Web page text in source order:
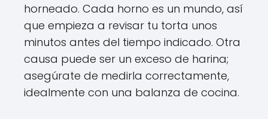
horneado. Cada horno es un mundo, así
que empieza a revisar tu torta unos
minutos antes del tiempo indicado. Otra
causa puede ser un exceso de harina;
asegúrate de medirla correctamente,
idealmente con una balanza de cocina.